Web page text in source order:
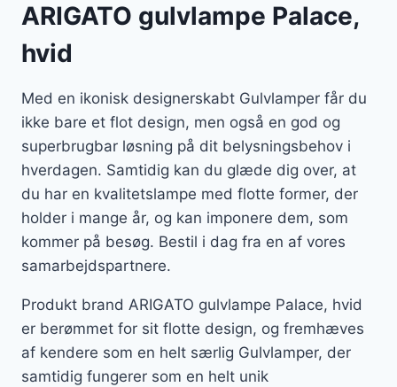
ARIGATO gulvlampe Palace,
hvid
Med en ikonisk designerskabt Gulvlamper får du
ikke bare et flot design, men også en god og
superbrugbar løsning på dit belysningsbehov i
hverdagen. Samtidig kan du glæde dig over, at
du har en kvalitetslampe med flotte former, der
holder i mange år, og kan imponere dem, som
kommer på besøg. Bestil i dag fra en af vores
samarbejdspartnere.
Produkt brand ARIGATO gulvlampe Palace, hvid
er berømmet for sit flotte design, og fremhæves
af kendere som en helt særlig Gulvlamper, der
samtidig fungerer som en helt unik